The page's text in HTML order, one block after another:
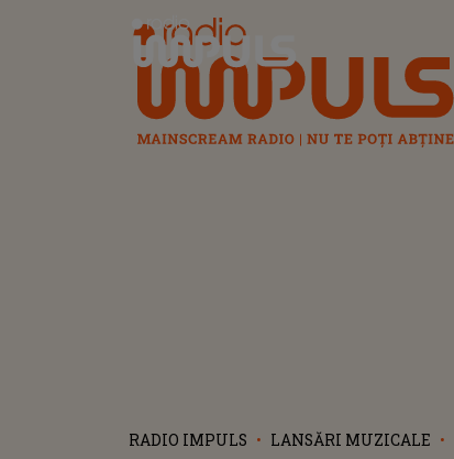
Radio Impuls
RADIO IMPULS LANSĂRI MUZICALE